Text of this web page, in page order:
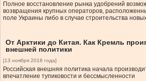
Полное восстановление рынка удобрений
возвращения крупных операторов,
поле Украины либо в случае строительства
От Арктики до Китая. Как Кремль
внешней политики
[13 ноября 2018 года]
Российская внешняя политика начала
впечатление тупиковости и бессмысленности